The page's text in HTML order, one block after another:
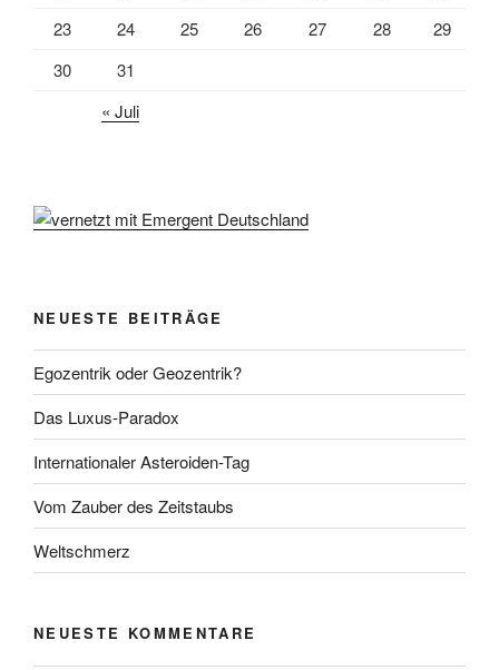
23
24 25 26 27 28
29
30
31
« Juli
NEUESTE BEITRÄGE
Egozentrik oder Geozentrik?
Das Luxus-Paradox
Internationaler Asteroiden-Tag
Vom Zauber des Zeitstaubs
Weltschmerz
NEUESTE KOMMENTARE